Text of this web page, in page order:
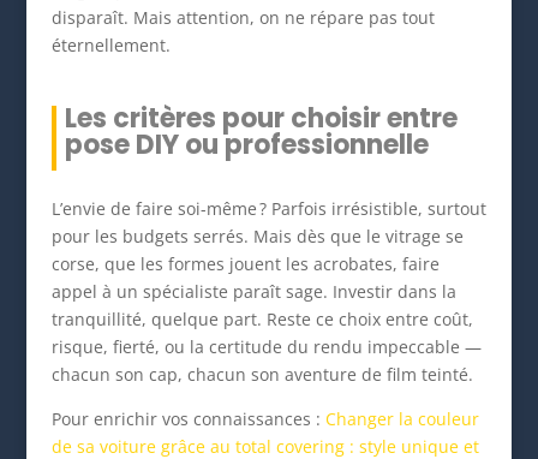
disparaît. Mais attention, on ne répare pas tout
éternellement.
Les critères pour choisir entre
pose DIY ou professionnelle
L’envie de faire soi-même ? Parfois irrésistible, surtout
pour les budgets serrés. Mais dès que le vitrage se
corse, que les formes jouent les acrobates, faire
appel à un spécialiste paraît sage. Investir dans la
tranquillité, quelque part. Reste ce choix entre coût,
risque, fierté, ou la certitude du rendu impeccable —
chacun son cap, chacun son aventure de film teinté.
Pour enrichir vos connaissances : Changer la couleur
de sa voiture grâce au total covering : style unique et